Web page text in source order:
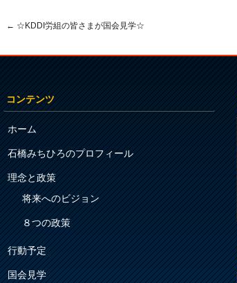
← ☆KDDI労組の皆さまが国会見学☆
コンテンツ
ホーム
石橋みちひろのプロフィール
理念と政策
将来へのビジョン
８つの政策
行動予定
国会見学